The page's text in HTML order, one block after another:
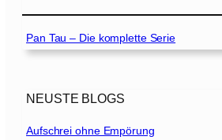
Pan Tau – Die komplette Serie
NEUSTE BLOGS
Aufschrei ohne Empörung